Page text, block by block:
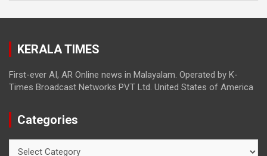
അഖില്‍ മാരാര്‍ ട്വന്റി 20 വിട്ടു
KERALA TIMES
First-ever AI, AR Online news in Malayalam. Operated by K-
Times Broadcast Networks PVT Ltd. United States of America
Categories